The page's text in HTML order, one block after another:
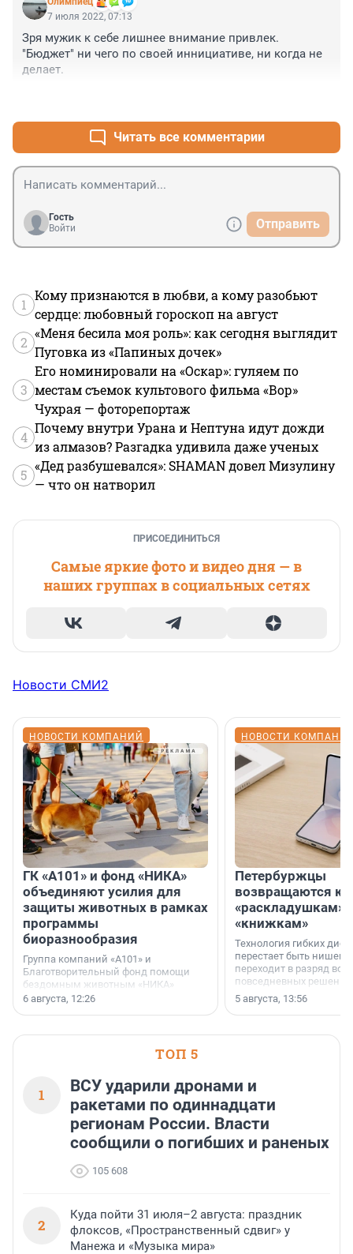
7 июля 2022, 07:13
Зря мужик к себе лишнее внимание привлек.
"Бюджет" ни чего по своей иннициативе, ни когда не
делает.
Читать все комментарии
Гость
Войти
Отправить
1
Кому признаются в любви, а кому разобьют
сердце: любовный гороскоп на август
2
«Меня бесила моя роль»: как сегодня выглядит
Пуговка из «Папиных дочек»
3
Его номинировали на «Оскар»: гуляем по
местам съемок культового фильма «Вор»
Чухрая — фоторепортаж
4
Почему внутри Урана и Нептуна идут дожди
из алмазов? Разгадка удивила даже ученых
5
«Дед разбушевался»: SHAMAN довел Мизулину
— что он натворил
ПРИСОЕДИНИТЬСЯ
Самые яркие фото и видео дня — в
наших группах в социальных сетях
Новости СМИ2
НОВОСТИ КОМПАНИЙ
ГК «А101» и фонд «НИКА»
объединяют усилия для
защиты животных в рамках
программы
биоразнообразия
Группа компаний «А101» и
Благотворительный фонд помощи
бездомным животным «НИКА»
заключили соглашение о
6 августа, 12:26
НОВОСТИ
Петербуржцы
возвращаются к
«раскладушкам»
«книжкам»
Технология гибких
перестает быть
переходит в разряд
повседневных
5 августа, 13:56
ТОП 5
1
ВСУ ударили дронами и
ракетами по одиннадцати
регионам России. Власти
сообщили о погибших и раненых
105 608
2
Куда пойти 31 июля–2 августа: праздник
флоксов, «Пространственный сдвиг» у
Манежа и «Музыка мира»